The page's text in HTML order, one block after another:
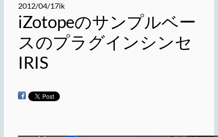
2012/04/17ik
iZotopeのサンプルベー
スのプラグインシンセ
IRIS